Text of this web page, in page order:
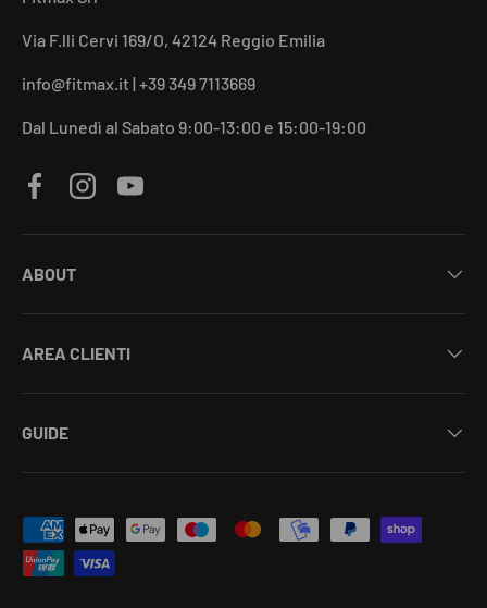
Via F.lli Cervi 169/O, 42124 Reggio Emilia
info@fitmax.it | +39 349 7113669
Dal Lunedì al Sabato 9:00-13:00 e 15:00-19:00
FacebookInstagramYouTube
ABOUT
AREA CLIENTI
GUIDE
Metodi di pagamento accettati